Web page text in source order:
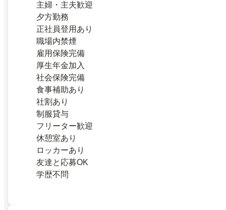
主婦・主夫歓迎
夕方勤務
正社員登用あり
職場内禁煙
雇用保険完備
厚生年金加入
社会保険完備
食事補助あり
社割あり
制服貸与
フリーター歓迎
休憩室あり
ロッカーあり
友達と応募OK
学歴不問